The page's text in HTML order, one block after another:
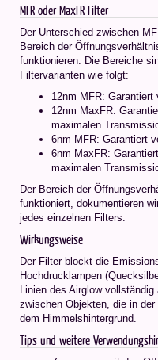
MFR oder MaxFR Filter
Der Unterschied zwischen
Bereich der
funktionieren. Die Bereiche
Filtervarianten wie folgt:
12nm MFR:
12nm MaxFR:
maximalen
6nm MFR: Garantiert
6nm MaxFR:
maximalen
Der Bereich der
funktioniert, dokumentieren
jedes einzelnen Filters.
Wirkungsweise
Der Filter blockt die
Hochdrucklampen
Linien des Airglow
zwischen Objekten, die in
dem Himmelshintergrund.
Tips und weitere